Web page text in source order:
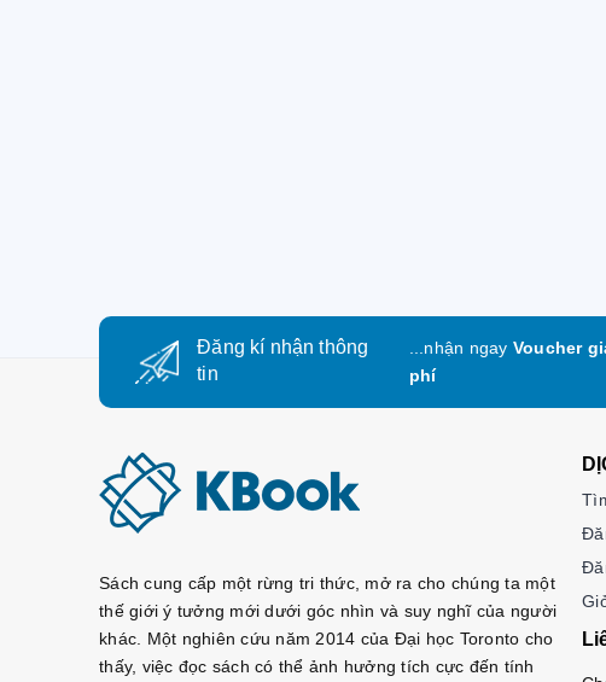
Đăng kí nhận thông
tin
...nhận ngay Voucher
phí
Sách cung cấp một rừng tri thức, mở ra cho chúng ta một
thế giới ý tưởng mới dưới góc nhìn và suy nghĩ của người
khác. Một nghiên cứu năm 2014 của Đại học Toronto cho
thấy, việc đọc sách có thể ảnh hưởng tích cực đến tính